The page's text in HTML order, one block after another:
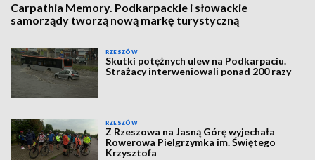
Carpathia Memory. Podkarpackie i słowackie
samorządy tworzą nową markę turystyczną
RZESZÓW
Skutki potężnych ulew na Podkarpaciu.
Strażacy interweniowali ponad 200 razy
RZESZÓW
Z Rzeszowa na Jasną Górę wyjechała
Rowerowa Pielgrzymka im. Świętego
Krzysztofa